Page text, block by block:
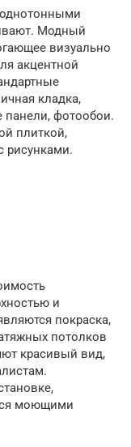
Модный
визуально
акцентной
кладка,
панели, фотообои.
плиткой,
рисунками.
и
покраска,
потолков
красивый вид,
моющими